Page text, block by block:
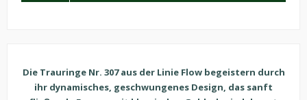
Die Trauringe Nr. 307 aus der Linie Flow begeistern durch
ihr dynamisches, geschwungenes Design, das sanft